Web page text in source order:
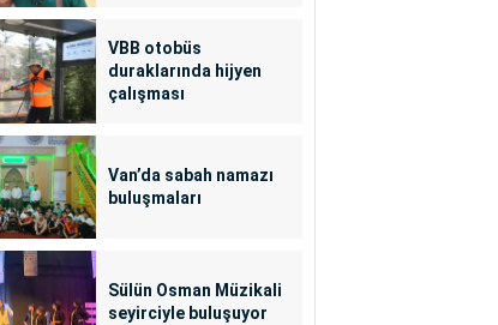
VBB otobüs
duraklarında hijyen
çalışması
Van’da sabah namazı
buluşmaları
Sülün Osman Müzikali
seyirciyle buluşuyor